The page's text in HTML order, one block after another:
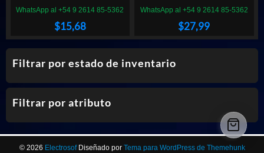
Filtrar por estado de inventario
Filtrar por atributo
Q180 USB POWER GRIS
$15,68
WhatsApp al +54 9 2614 85-5362
USB RGB
$27,99
WhatsApp al +54 9 2614 85-5362
© 2026 Electrosof Diseñado por Tema para WordPress de Themehunk